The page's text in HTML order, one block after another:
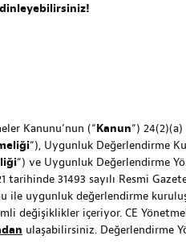
Kanunu’nun (“Kanun“) 24(2)(a)
“), Uygunluk Değerlendirme
“) ve Uygunluk Değerlendirme
tarihinde 31493 sayılı Resmi
uygunluk değerlendirme
değişiklikler içeriyor. CE
ulaşabilirsiniz. Değerlendirme